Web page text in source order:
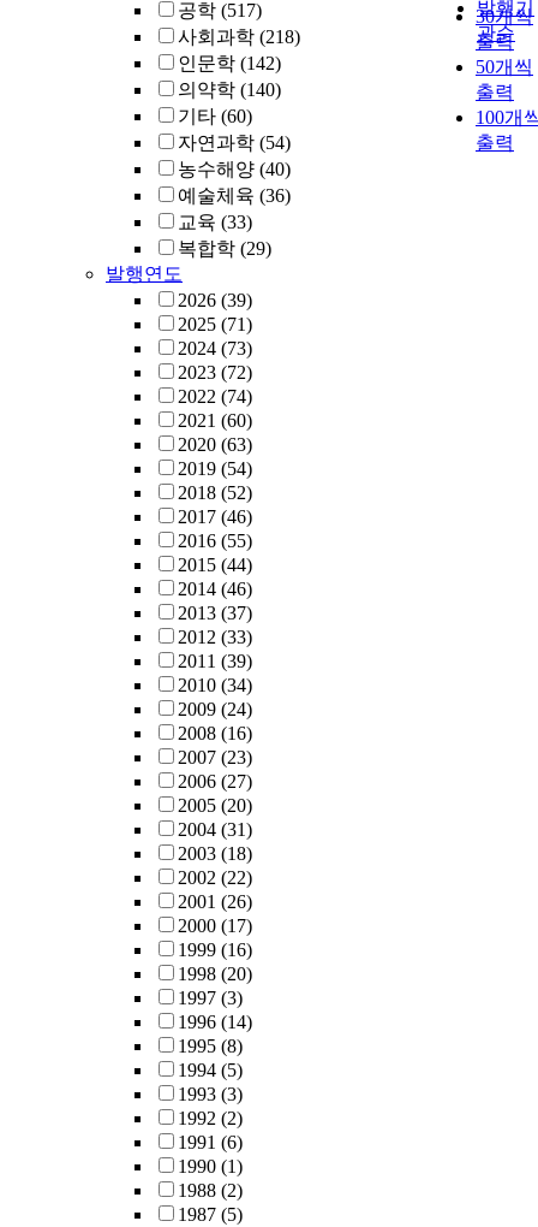
공학 (517)
사회과학 (218)
인문학 (142)
의약학 (140)
기타 (60)
자연과학 (54)
농수해양 (40)
예술체육 (36)
교육 (33)
복합학 (29)
발행연도
2026 (39)
2025 (71)
2024 (73)
2023 (72)
2022 (74)
2021 (60)
2020 (63)
2019 (54)
2018 (52)
2017 (46)
2016 (55)
2015 (44)
2014 (46)
2013 (37)
2012 (33)
2011 (39)
2010 (34)
2009 (24)
2008 (16)
2007 (23)
2006 (27)
2005 (20)
2004 (31)
2003 (18)
2002 (22)
2001 (26)
2000 (17)
1999 (16)
1998 (20)
1997 (3)
1996 (14)
1995 (8)
1994 (5)
1993 (3)
1992 (2)
1991 (6)
1990 (1)
1988 (2)
1987 (5)
transform
domain
normalized
mean square
(NLMS)
approach
on the
발행기
관순
30개씩
출력
50개씩
출력
100개
출력